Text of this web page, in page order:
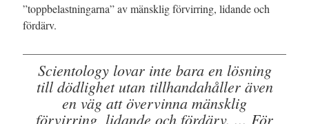
”toppbelastningarna” av mänsklig förvirring, lidande och
fördärv.
Scientology lovar inte bara en lösning
till dödlighet utan tillhandahåller även
en väg att övervinna mänsklig
förvirring, lidande och fördärv. ... För